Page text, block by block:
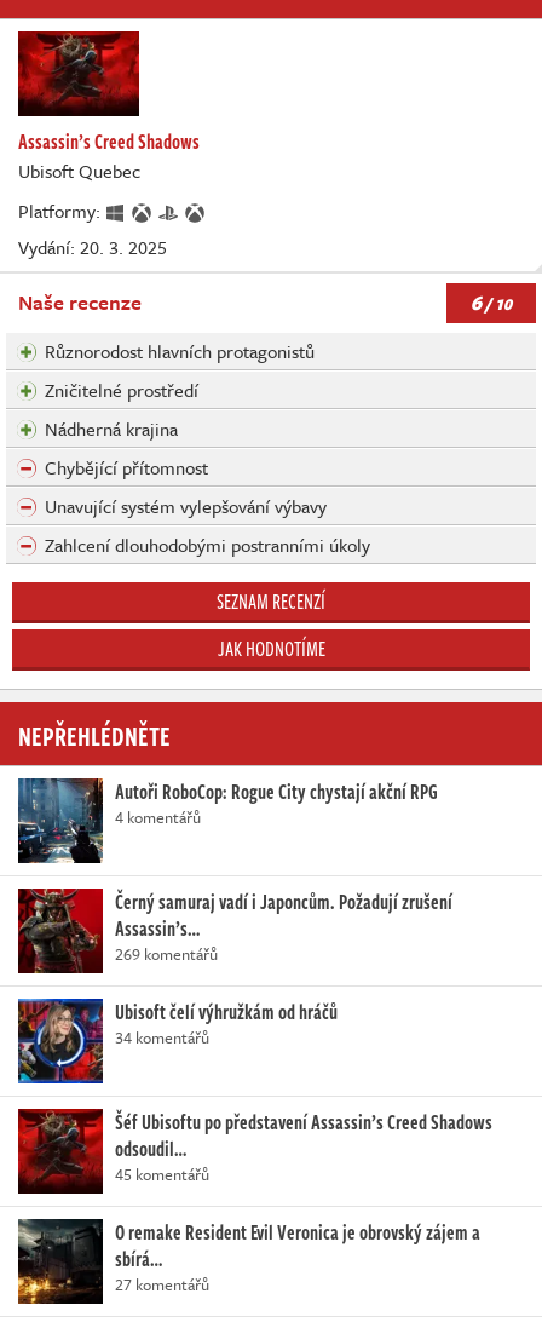
Assassin’s Creed Shadows
Ubisoft Quebec
Platformy:
Vydání: 20. 3. 2025
Naše recenze 6/ 10
Různorodost hlavních protagonistů
Zničitelné prostředí
Nádherná krajina
Chybějící přítomnost
Unavující systém vylepšování výbavy
Zahlcení dlouhodobými postranními úkoly
SEZNAM RECENZÍ
JAK HODNOTÍME
NEPŘEHLÉDNĚTE
Autoři RoboCop: Rogue City chystají akční RPG
4 komentářů
Černý samuraj vadí i Japoncům. Požadují zrušení
Assassin’s…
269 komentářů
Ubisoft čelí výhružkám od hráčů
34 komentářů
Šéf Ubisoftu po představení Assassin’s Creed Shadows
odsoudil…
45 komentářů
O remake Resident Evil Veronica je obrovský zájem a
sbírá…
27 komentářů